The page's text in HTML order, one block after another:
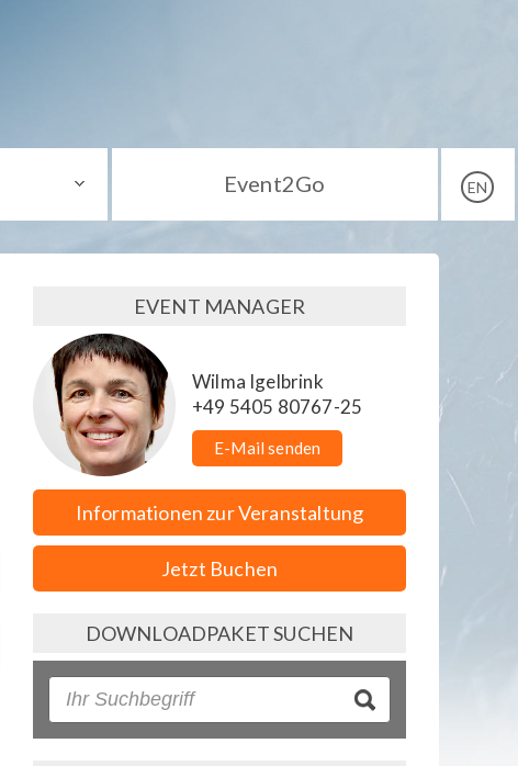
Event2Go EN
EVENT MANAGER
Wilma Igelbrink
+49 5405 80767-25
E-Mail senden
Informationen zur Veranstaltung
Jetzt Buchen
DOWNLOADPAKET SUCHEN